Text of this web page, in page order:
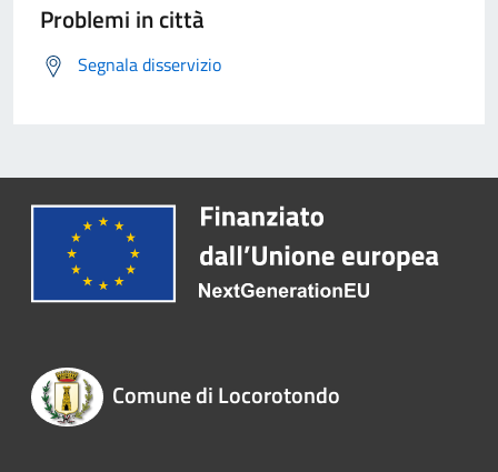
Problemi in città
Segnala disservizio
Comune di Locorotondo